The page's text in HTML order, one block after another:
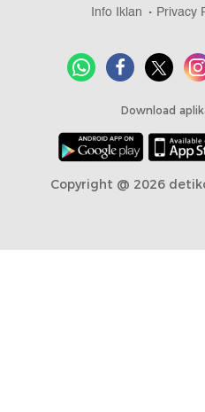
Info Iklan
Privacy
Download
Copyright @ 2026